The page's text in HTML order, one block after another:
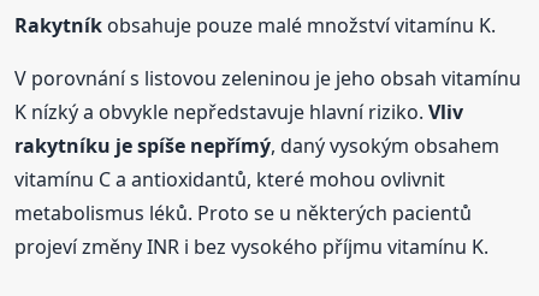
Rakytník obsahuje pouze malé množství vitamínu K.
V porovnání s listovou zeleninou je jeho obsah vitamínu
K nízký a obvykle nepředstavuje hlavní riziko.Vliv
rakytníku je spíše nepřímý, daný vysokým obsahem
vitamínu C a antioxidantů, které mohou ovlivnit
metabolismus léků. Proto se u některých pacientů
projeví změny INR i bez vysokého příjmu vitamínu K.